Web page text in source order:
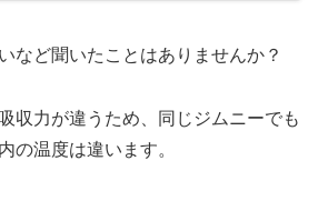
など聞いたことはありませんか？
収力が違うため、同じジムニーでも
の温度は違います。